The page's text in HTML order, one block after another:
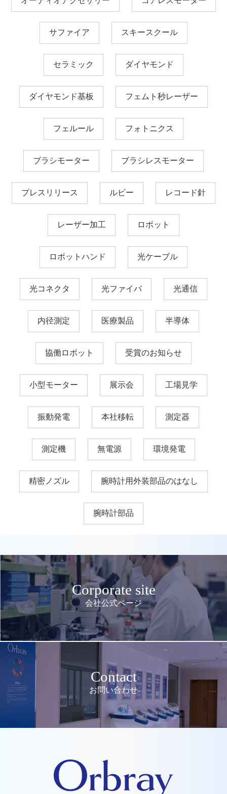
サファイア スキースクール
セラミック ダイヤモンド
ダイヤモンド基板 フェムト秒レーザー
フェルール フォトニクス
ブラシモーター ブラシレスモーター
プレスリリース ルビー レコード針
レーザー加工 ロボット
ロボットハンド 光ケーブル
光コネクタ 光ファイバ 光通信
内径測定 医療製品 半導体
協働ロボット 受賞のお知らせ
小型モーター 展示会 工場見学
振動発電 本社移転 測定器
測定機 無電源 環境発電
精密ノズル 腕時計用外装部品のはなし
腕時計部品
Corporate site
会社公式ページ
Contact
お問い合わせ